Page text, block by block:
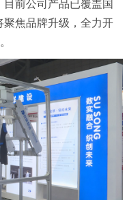
前公司产品已覆盖国
焦品牌升级，全力开